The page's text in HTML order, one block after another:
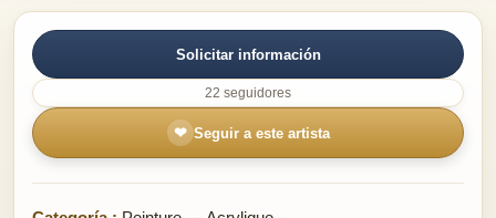
Solicitar información
22 seguidores
❤ Seguir a este artista